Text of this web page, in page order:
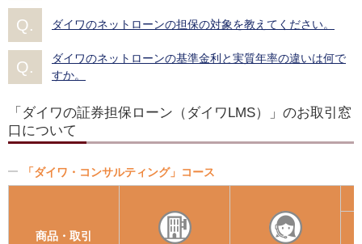
ダイワのネットローンの担保の対象を教えてください。
ダイワのネットローンの基準金利と実質年率の違いは何で
すか。
「ダイワの証券担保ローン（ダイワLMS）」のお取引窓
口について
「ダイワ・コンサルティング」コース
商品・取引